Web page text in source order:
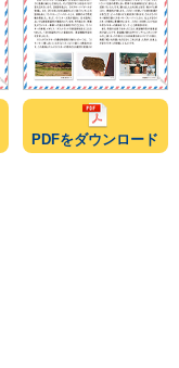
PDFをダウンロード